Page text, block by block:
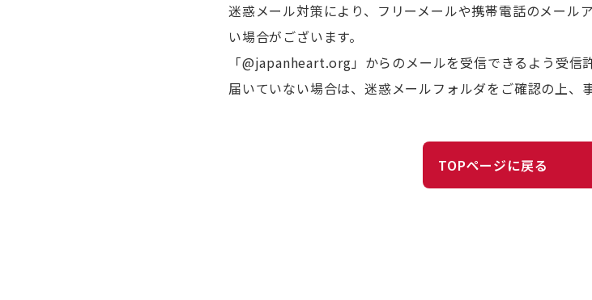
迷惑メール対策により、フリーメールや携帯電話のメール
い場合がございます。
「@japanheart.org」からのメールを受信できるよう受信
届いていない場合は、迷惑メールフォルダをご確認の上、
TOPページに戻る